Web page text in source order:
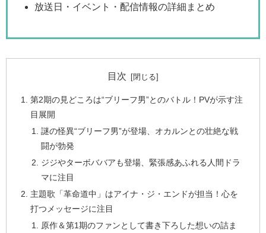
放送日・イベント・配信情報の詳細まとめ
目次
第2期の見どころは“ブリーフ男”とのバトル！PVが示す注
目展開
謎の怪異“ブリーフ男”が登場、オカルンとの壮絶な戦
闘が勃発
ジジやターボババアも登場、緊張感あふれる人間ドラ
マに注目
主題歌「革命道中」はアイナ・ジ・エンドが担当！心を
打つメッセージに注目
原作＆第1期のファンとして書き下ろした想いの詰ま